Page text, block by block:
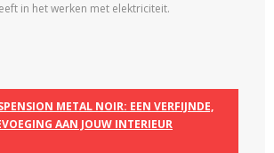
in het werken met elektriciteit.
METAL NOIR: EEN VERFIJNDE,
AAN JOUW INTERIEUR